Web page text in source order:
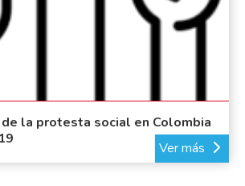
la protesta social en Colombia
Ver más